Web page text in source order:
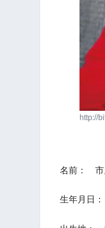
http://
名前： 市
生年月日